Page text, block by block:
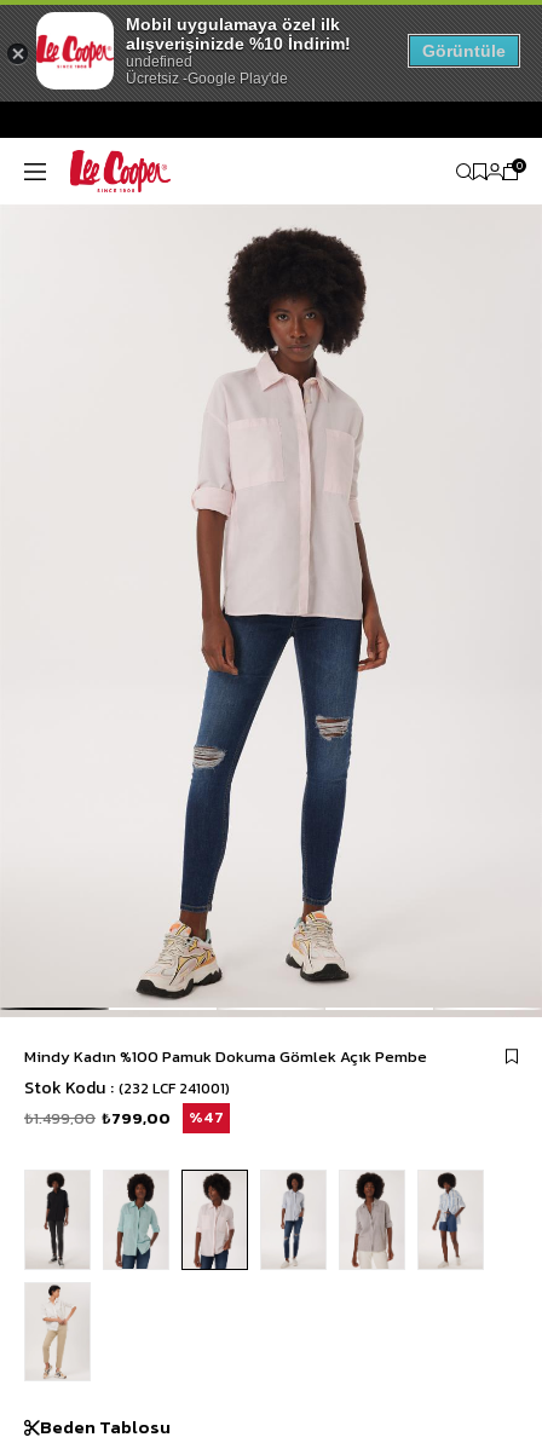
0
Mindy Kadın %100 Pamuk Dokuma Gömlek Açık Pembe
Stok Kodu (232 LCF 241001)
₺1.499,00 ₺799,00 47
Beden Tablosu
Mobil uygulamaya özel ilk
alışverişinizde %10 İndirim!
undefined
Ücretsiz -Google Play'de
Görüntüle